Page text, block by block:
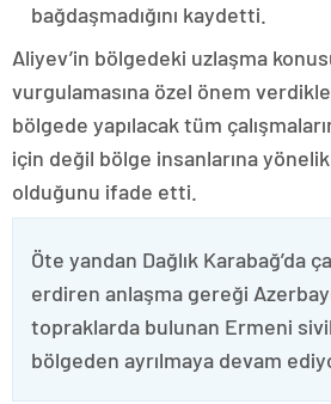
bağdaşmadığını kaydetti.
Aliyev’in bölgedeki uzlaşma
vurgulamasına özel önem
bölgede yapılacak tüm
için değil bölge insanlarına
olduğunu ifade etti.
Öte yandan Dağlık Karabağ’da
erdiren anlaşma gereği
topraklarda bulunan Ermeni
bölgeden ayrılmaya devam